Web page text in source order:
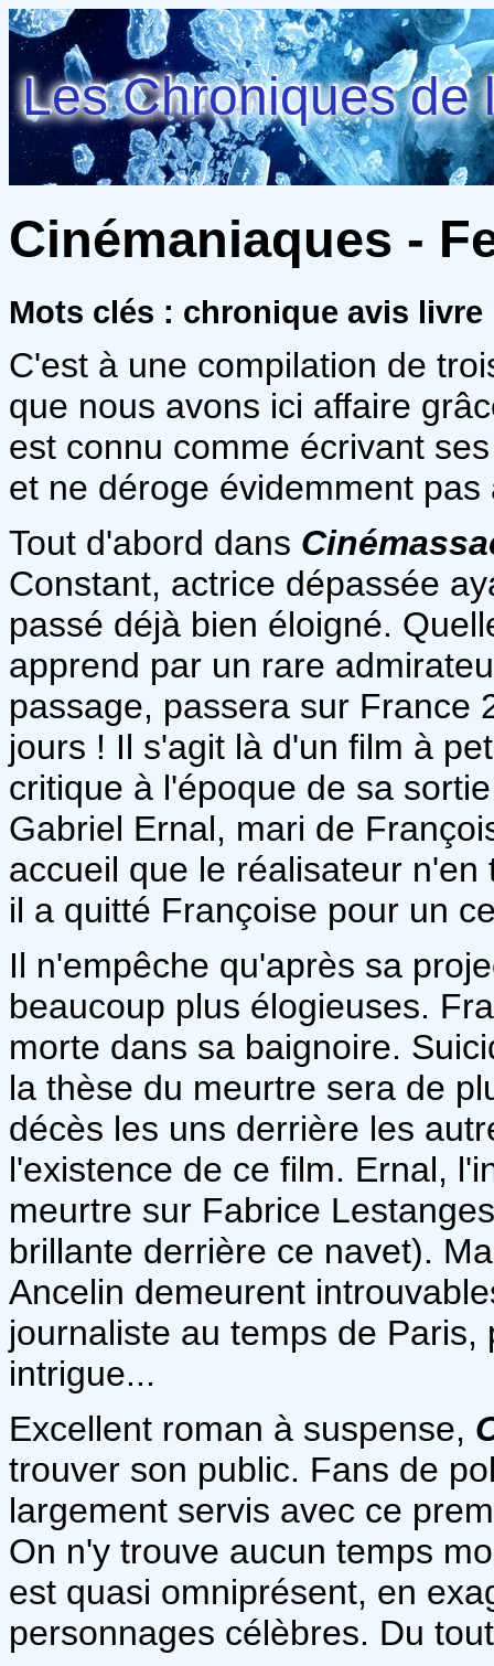
Les Chroniques de
Cinémaniaques -
Mots clés : chronique avis livre
C'est à une compilation de
que nous avons ici affaire
est connu comme écrivant
et ne déroge évidemment
Tout d'abord dans
Constant, actrice dépassée
passé déjà bien éloigné.
apprend par un rare
passage, passera sur France
jours ! Il s'agit là d'un film à
critique à l'époque de sa
Gabriel Ernal, mari de
accueil que le réalisateur
il a quitté Françoise pour un
Il n'empêche qu'après sa
beaucoup plus élogieuses.
morte dans sa baignoire.
la thèse du meurtre sera de
décès les uns derrière les
l'existence de ce film. Ernal,
meurtre sur Fabrice
brillante derrière ce navet).
Ancelin demeurent
journaliste au temps de
intrigue...
Excellent roman à suspense,
trouver son public. Fans de
largement servis avec ce
On n'y trouve aucun temps
est quasi omniprésent, en
personnages célèbres. Du